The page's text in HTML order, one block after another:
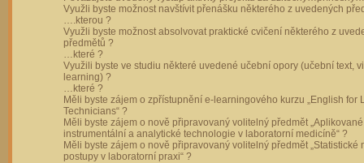
Využli byste možnost navštívit přenášku některého z uvedených
….kterou ?
Využli byste možnost absolvovat praktické cvičení některého z
předmětů ?
…které ?
Využili byste ve studiu některé uvedené učební opory (učební text,
learning) ?
…které ?
Měli byste zájem o zpřístupnění e-learningového kurzu „English for
Technicians“ ?
Měli byste zájem o nově připravovaný volitelný předmět „Aplikované
instrumentální a analytické technologie v laboratorní medicíně“ ?
Měli byste zájem o nově připravovaný volitelný předmět „Statistické
postupy v laboratorní praxi“ ?